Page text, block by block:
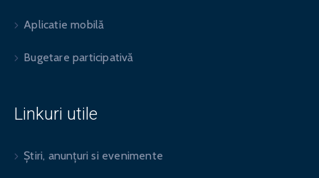
Aplicatie mobilă
Bugetare participativă
Linkuri utile
Știri, anunțuri si evenimente